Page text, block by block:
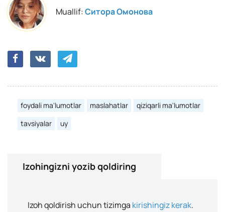
Muallif:Ситора Омонова
foydali ma'lumotlar maslahatlar
qiziqarli ma'lumotlar
tavsiyalar
uy
Izohingizni yozib qoldiring
Izoh qoldirish uchun tizimga kirishingiz kerak.